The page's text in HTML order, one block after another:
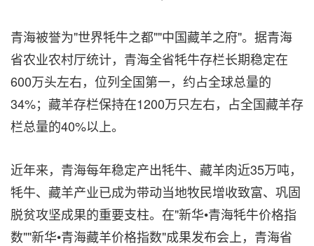
青海被誉为"世界牦牛之都""中国藏羊之府"。据青海
省农业农村厅统计，青海全省牦牛存栏长期稳定在
600万头左右，位列全国第一，约占全球总量的
34%；藏羊存栏保持在1200万只左右，占全国藏羊存
栏总量的40%以上。
近年来，青海每年稳定产出牦牛、藏羊肉近35万吨，
牦牛、藏羊产业已成为带动当地牧民增收致富、巩固
脱贫攻坚成果的重要支柱。在"新华•青海牦牛价格指
数""新华•青海藏羊价格指数"成果发布会上，青海省